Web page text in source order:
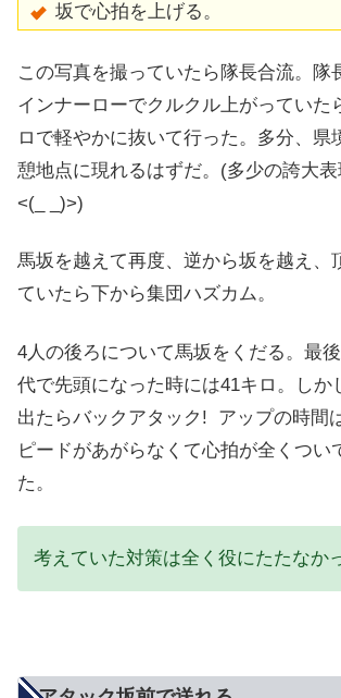
坂で心拍を上げる。
この写真を撮っていたら隊長合流。隊
インナーローでクルクル上がっていた
ロで軽やかに抜いて行った。多分、県
憩地点に現れるはずだ。(多少の誇大
<(_ _)>)
馬坂を越えて再度、逆から坂を越え、
ていたら下から集団ハズカム。
4人の後ろについて馬坂をくだる。最
代で先頭になった時には41キロ。しか
出たらバックアタック! アップの時間
ピードがあがらなくて心拍が全くつい
た。
考えていた対策は全く役にたたなか